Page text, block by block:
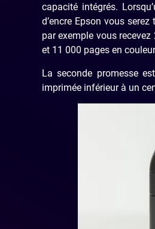
capacité intégrés.
d’encre Epson vous
par exemple vous
et 11 000 pages en
La seconde promesse
imprimée inférieur à un